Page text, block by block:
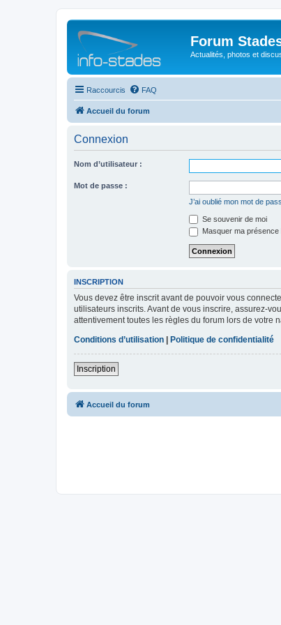
Forum
Actualités, photos et
Raccourcis FAQ
Accueil du forum
Connexion
Nom d’utilisateur :
Mot de passe :
J’ai oublié mon mot de
Se souvenir de moi
Masquer ma
INSCRIPTION
Vous devez être inscrit avant de pouvoir vous
utilisateurs inscrits. Avant de vous inscrire, assurez-
attentivement toutes les règles du forum lors de votre
Conditions d’utilisation
Politique de confidentialité
Inscription
Accueil du forum